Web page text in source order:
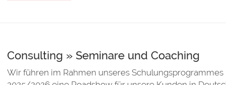
Consulting » Seminare und Coaching
Wir führen im Rahmen unseres Schulungsprogrammes